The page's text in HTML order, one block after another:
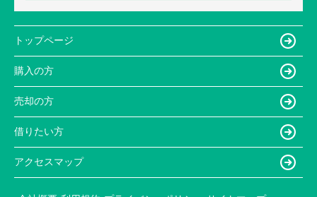
トップページ
購入の方
売却の方
借りたい方
アクセスマップ